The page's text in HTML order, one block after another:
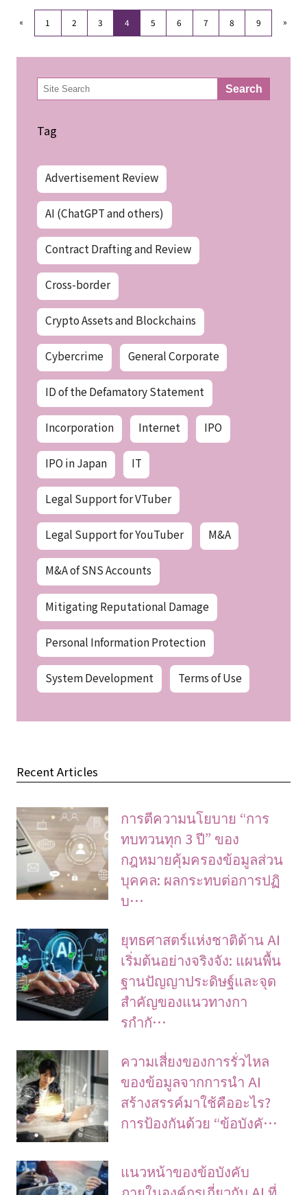
« 1 2 3 4 5 6 7 8 9 »
検
索 Search
Tag
Advertisement Review
AI (ChatGPT and others)
Contract Drafting and Review
Cross-border
Crypto Assets and Blockchains
Cybercrime General Corporate
ID of the Defamatory Statement
Incorporation Internet IPO
IPO in Japan IT
Legal Support for VTuber
Legal Support for YouTuber M&A
M&A of SNS Accounts
Mitigating Reputational Damage
Personal Information Protection
System Development Terms of Use
Recent Articles
การตีความนโยบาย “การ
ทบทวนทุก 3 ปี” ของ
กฎหมายคุ้มครองข้อมูลส่วน
บุคคล: ผลกระทบต่อการปฏิ
บ…
ยุทธศาสตร์แห่งชาติด้าน AI
เริ่มต้นอย่างจริงจัง: แผนพื้น
ฐานปัญญาประดิษฐ์และจุด
สำคัญของแนวทางกา
รกำกั…
ความเสี่ยงของการรั่วไหล
ของข้อมูลจากการนำ AI
สร้างสรรค์มาใช้คืออะไร?
การป้องกันด้วย “ข้อบังคั…
แนวหน้าของข้อบังคับ